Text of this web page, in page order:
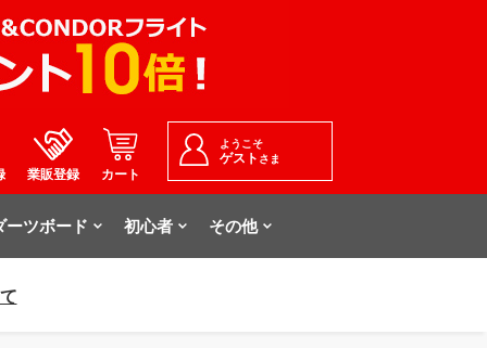
業販登録 カート
ようこそ
ゲスト さま
ーツボード 初心者 その他